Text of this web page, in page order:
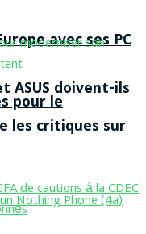
avec ses PC
ASUS doivent-ils
pour le
les critiques sur